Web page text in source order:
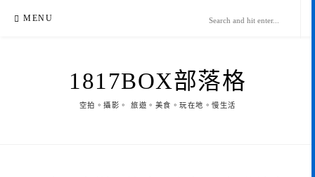
MENU
1817BOX部落格
空拍。攝影。 旅遊。美食。玩在地。慢生活